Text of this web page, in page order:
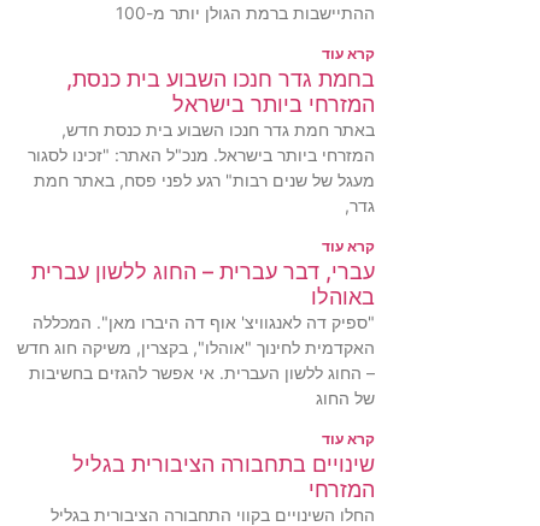
ההתיישבות ברמת הגולן יותר מ-100
קרא עוד
בחמת גדר חנכו השבוע בית כנסת,
המזרחי ביותר בישראל
באתר חמת גדר חנכו השבוע בית כנסת חדש,
המזרחי ביותר בישראל. מנכ"ל האתר: "זכינו לסגור
מעגל של שנים רבות" רגע לפני פסח, באתר חמת
גדר,
קרא עוד
עברי, דבר עברית – החוג ללשון עברית
באוהלו
"ספיק דה לאנגוויצ' אוף דה היברו מאן". המכללה
האקדמית לחינוך "אוהלו", בקצרין, משיקה חוג חדש
– החוג ללשון העברית. אי אפשר להגזים בחשיבות
של החוג
קרא עוד
שינויים בתחבורה הציבורית בגליל
המזרחי
החלו השינויים בקווי התחבורה הציבורית בגליל